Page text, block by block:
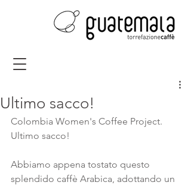
Ultimo sacco!
Colombia Women's Coffee Project.
Ultimo sacco!
Abbiamo appena tostato questo
splendido caffè Arabica, adottando un